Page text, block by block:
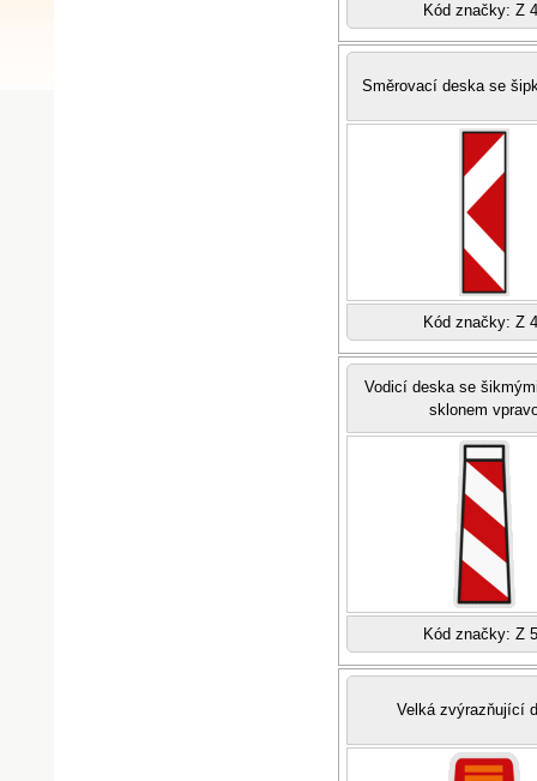
Kód značky: Z
Směrovací deska se
Kód značky: Z
Vodicí deska se
sklonem
Kód značky: Z
Velká zvýrazňující